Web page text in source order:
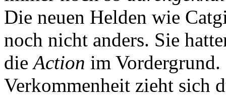
Die neuen Helden wie
noch nicht anders. Sie
dieAction im
Verkommenheit zieht sich